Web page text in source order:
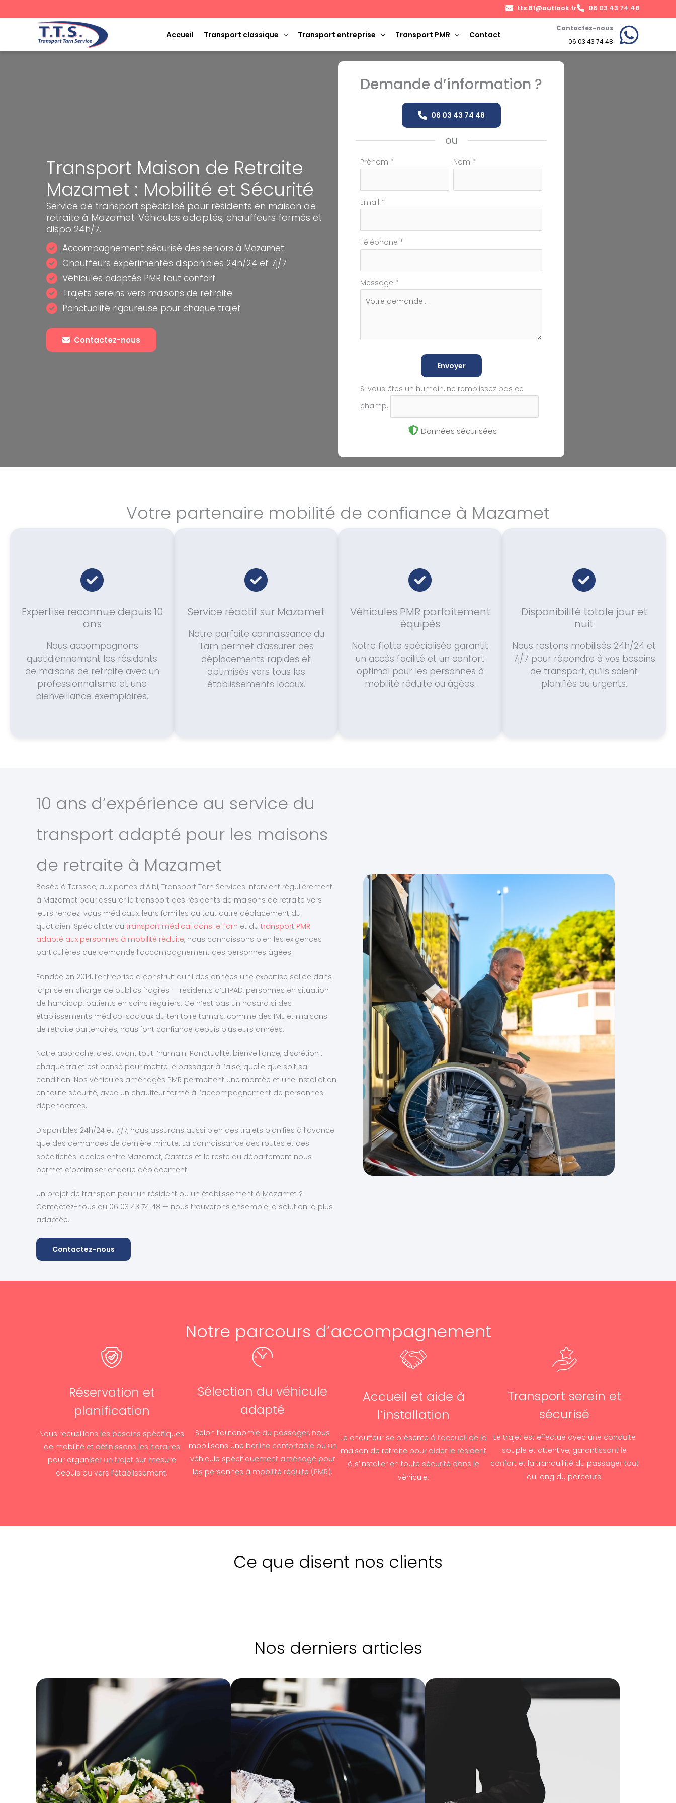
au
tts.81@outlook.fr 06 03 43 74 48
Accueil Transport classique Transport entreprise Transport PMR Contact
Contactez-nous
06 03 43 74 48
Transport Maison de Retraite
Mazamet : Mobilité et Sécurité
Service de transport spécialisé pour résidents en maison de
retraite à Mazamet. Véhicules adaptés, chauffeurs formés et
dispo 24h/7.
Accompagnement sécurisé des seniors à Mazamet
Chauffeurs expérimentés disponibles 24h/24 et 7j/7
Véhicules adaptés PMR tout confort
Trajets sereins vers maisons de retraite
Ponctualité rigoureuse pour chaque trajet
Contactez-nous
Demande d’information ?
06 03 43 74 48
ou
Formulaire
téléphone
Prénom * Nom *
Email *
Téléphone *
Message *
Envoyer
Si vous êtes un humain, ne remplissez pas ce
champ.
Données sécurisées
Votre partenaire mobilité de confiance à Mazamet
Expertise reconnue depuis 10
ans
Nous accompagnons
quotidiennement les résidents
de maisons de retraite avec un
professionnalisme et une
bienveillance exemplaires.
Service réactif sur Mazamet
Notre parfaite connaissance du
Tarn permet d’assurer des
déplacements rapides et
optimisés vers tous les
établissements locaux.
Véhicules PMR parfaitement
équipés
Notre flotte spécialisée garantit
un accès facilité et un confort
optimal pour les personnes à
mobilité réduite ou âgées.
Disponibilité totale jour et
nuit
Nous restons mobilisés 24h/24 et
7j/7 pour répondre à vos besoins
de transport, qu’ils soient
planifiés ou urgents.
10 ans d’expérience au service du
transport adapté pour les maisons
de retraite à Mazamet
Basée à Terssac, aux portes d’Albi, Transport Tarn Services intervient régulièrement
à Mazamet pour assurer le transport des résidents de maisons de retraite vers
leurs rendez-vous médicaux, leurs familles ou tout autre déplacement du
quotidien. Spécialiste du transport médical dans le Tarn et du transport PMR
adapté aux personnes à mobilité réduite, nous connaissons bien les exigences
particulières que demande l’accompagnement des personnes âgées.
Fondée en 2014, l’entreprise a construit au fil des années une expertise solide dans
la prise en charge de publics fragiles — résidents d’EHPAD, personnes en situation
de handicap, patients en soins réguliers. Ce n’est pas un hasard si des
établissements médico-sociaux du territoire tarnais, comme des IME et maisons
de retraite partenaires, nous font confiance depuis plusieurs années.
Notre approche, c’est avant tout l’humain. Ponctualité, bienveillance, discrétion :
chaque trajet est pensé pour mettre le passager à l’aise, quelle que soit sa
condition. Nos véhicules aménagés PMR permettent une montée et une installation
en toute sécurité, avec un chauffeur formé à l’accompagnement de personnes
dépendantes.
Disponibles 24h/24 et 7j/7, nous assurons aussi bien des trajets planifiés à l’avance
que des demandes de dernière minute. La connaissance des routes et des
spécificités locales entre Mazamet, Castres et le reste du département nous
permet d’optimiser chaque déplacement.
Un projet de transport pour un résident ou un établissement à Mazamet ?
Contactez-nous au 06 03 43 74 48 — nous trouverons ensemble la solution la plus
adaptée.
Contactez-nous
Notre parcours d’accompagnement
Réservation et
planification
Nous recueillons les besoins spécifiques
de mobilité et définissons les horaires
pour organiser un trajet sur mesure
depuis ou vers l’établissement.
Sélection du véhicule
adapté
Selon l’autonomie du passager, nous
mobilisons une berline confortable ou un
véhicule spécifiquement aménagé pour
les personnes à mobilité réduite (PMR).
Accueil et aide à
l’installation
Le chauffeur se présente à l’accueil de la
maison de retraite pour aider le résident
à s’installer en toute sécurité dans le
véhicule.
Transport serein et
sécurisé
Le trajet est effectué avec une conduite
souple et attentive, garantissant le
confort et la tranquillité du passager tout
au long du parcours.
Ce que disent nos clients
Nos derniers articles